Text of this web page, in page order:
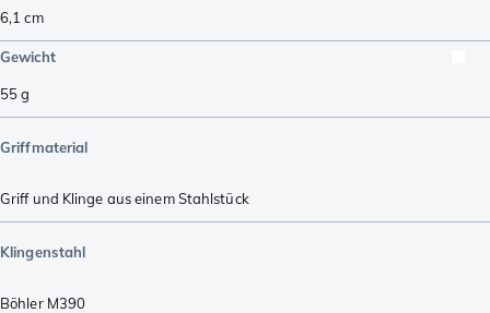
6,1 cm
Gewicht
55g
Griffmaterial
Griff und Klinge aus einem Stahlstück
Klingenstahl
Böhler M390